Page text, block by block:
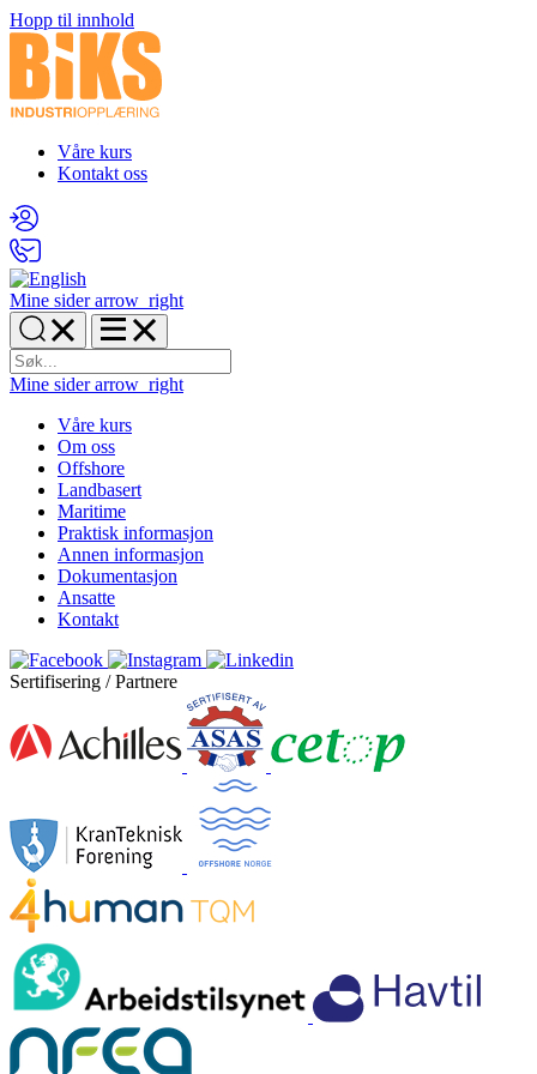
Hopp til innhold
Våre kurs
Kontakt oss
Mine sider arrow_right
Mine sider arrow_right
Våre kurs
Om oss
Offshore
Landbasert
Maritime
Praktisk informasjon
Annen informasjon
Dokumentasjon
Ansatte
Kontakt
Sertifisering / Partnere